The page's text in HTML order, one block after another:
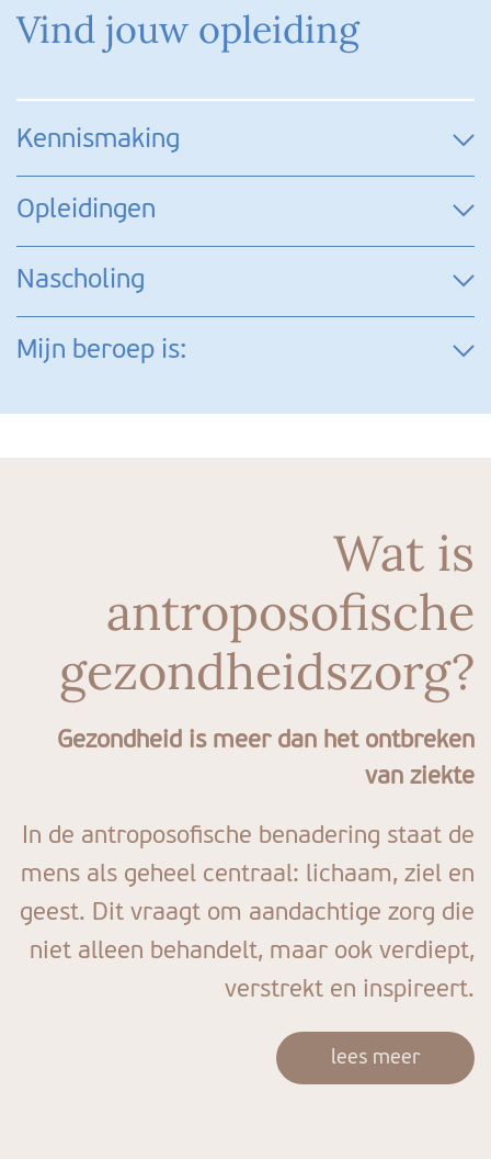
Vind jouw opleiding
Kennismaking
Opleidingen
Nascholing
Mijn beroep is:
Wat is
antroposofische
gezondheidszorg?
Gezondheid is meer dan het ontbreken
van ziekte
In de antroposofische benadering staat de
mens als geheel centraal: lichaam, ziel en
geest. Dit vraagt om aandachtige zorg die
niet alleen behandelt, maar ook verdiept,
verstrekt en inspireert.
lees meer